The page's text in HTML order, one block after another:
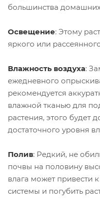
большинства
Освещение: Этому
яркого или
Влажность воздуха:
ежедневного
рекомендуется
влажной тканью для
растения, этого будет
достаточного уровня
Полив: Редкий, не
почвы на половину
влага может привести
системы и погубить